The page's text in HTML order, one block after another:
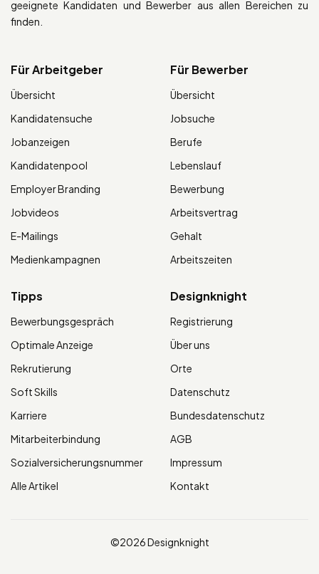
geeignete Kandidaten und Bewerber aus allen Bereichen zu
finden.
Für Arbeitgeber
Übersicht
Kandidatensuche
Jobanzeigen
Kandidatenpool
Employer Branding
Jobvideos
E-Mailings
Medienkampagnen
Für Bewerber
Übersicht
Jobsuche
Berufe
Lebenslauf
Bewerbung
Arbeitsvertrag
Gehalt
Arbeitszeiten
Tipps
Bewerbungsgespräch
Optimale Anzeige
Rekrutierung
Soft Skills
Karriere
Mitarbeiterbindung
Sozialversicherungsnummer
Alle Artikel
Designknight
Registrierung
Über uns
Orte
Datenschutz
Bundesdatenschutz
AGB
Impressum
Kontakt
©2026 Designknight